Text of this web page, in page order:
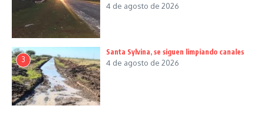
4 de agosto de 2026
3
Santa Sylvina, se siguen limpiando canales
4 de agosto de 2026